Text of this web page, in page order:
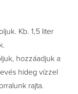
Kb. 1,5 liter
hozzáadjuk a
hideg vízzel
rajta.